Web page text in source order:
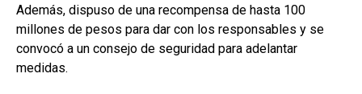
Además, dispuso de una recompensa de hasta 100
millones de pesos para dar con los responsables y se
convocó a un consejo de seguridad para adelantar
medidas.